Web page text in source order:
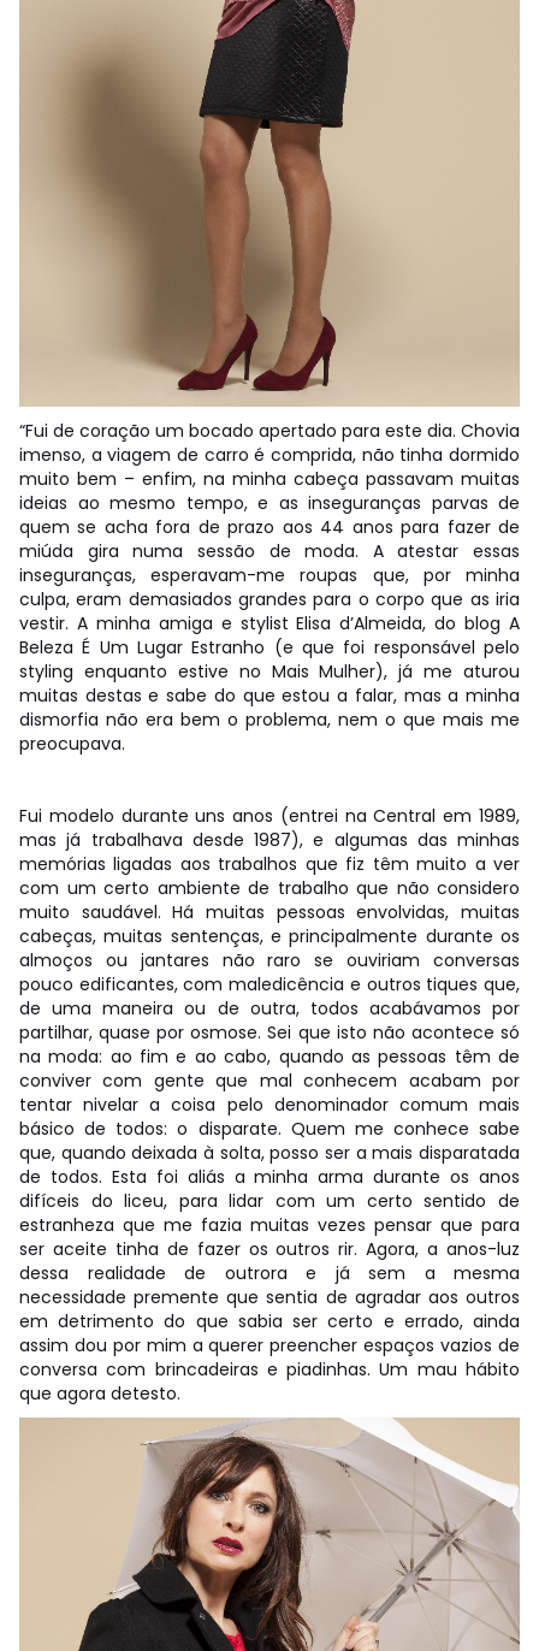
“Fui de coração um bocado apertado para este dia. Chovia
imenso, a viagem de carro é comprida, não tinha dormido
muito bem – enfim, na minha cabeça passavam muitas
ideias ao mesmo tempo, e as inseguranças parvas de
quem se acha fora de prazo aos 44 anos para fazer de
miúda gira numa sessão de moda. A atestar essas
inseguranças, esperavam-me roupas que, por minha
culpa, eram demasiados grandes para o corpo que as iria
vestir. A minha amiga e stylist Elisa d’Almeida, do blog A
Beleza É Um Lugar Estranho (e que foi responsável pelo
styling enquanto estive no Mais Mulher), já me aturou
muitas destas e sabe do que estou a falar, mas a minha
dismorfia não era bem o problema, nem o que mais me
preocupava.
Fui modelo durante uns anos (entrei na Central em 1989,
mas já trabalhava desde 1987), e algumas das minhas
memórias ligadas aos trabalhos que fiz têm muito a ver
com um certo ambiente de trabalho que não considero
muito saudável. Há muitas pessoas envolvidas, muitas
cabeças, muitas sentenças, e principalmente durante os
almoços ou jantares não raro se ouviriam conversas
pouco edificantes, com maledicência e outros tiques que,
de uma maneira ou de outra, todos acabávamos por
partilhar, quase por osmose. Sei que isto não acontece só
na moda: ao fim e ao cabo, quando as pessoas têm de
conviver com gente que mal conhecem acabam por
tentar nivelar a coisa pelo denominador comum mais
básico de todos: o disparate. Quem me conhece sabe
que, quando deixada à solta, posso ser a mais disparatada
de todos. Esta foi aliás a minha arma durante os anos
difíceis do liceu, para lidar com um certo sentido de
estranheza que me fazia muitas vezes pensar que para
ser aceite tinha de fazer os outros rir. Agora, a anos-luz
dessa realidade de outrora e já sem a mesma
necessidade premente que sentia de agradar aos outros
em detrimento do que sabia ser certo e errado, ainda
assim dou por mim a querer preencher espaços vazios de
conversa com brincadeiras e piadinhas. Um mau hábito
que agora detesto.